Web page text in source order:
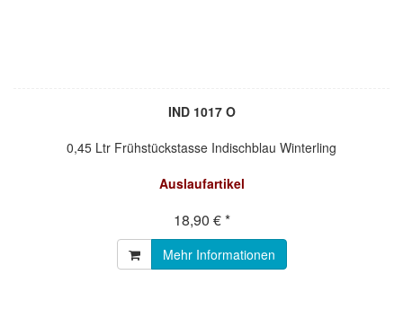
IND 1017 O
0,45 Ltr Frühstückstasse Indischblau Winterling
Auslaufartikel
18,90 € *
Mehr Informationen